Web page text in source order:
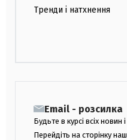
Тренди і натхнення
Email - розсилка
Будьте в курсі всіх новин
Перейдіть на сторінку